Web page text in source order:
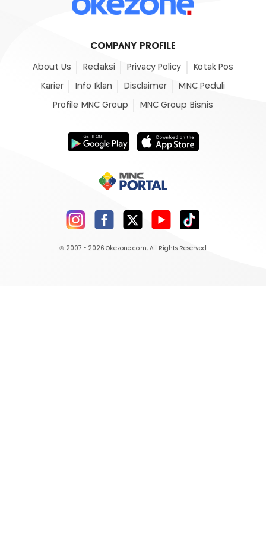
COMPANY PROFILE
About Us Redaksi Privacy Policy Kotak Pos
Karier Info Iklan Disclaimer MNC Peduli
Profile MNC Group MNC Group Bisnis
© 2007 - 2026 Okezone.com, All Rights Reserved